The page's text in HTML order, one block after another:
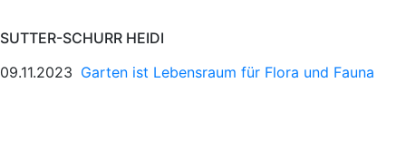
SUTTER-SCHURR HEIDI
09.11.2023 Garten ist Lebensraum für Flora und Fauna